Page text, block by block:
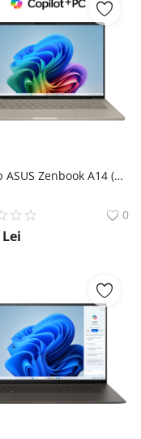
Laptop ASUS Zenbook A14 (UX3407); Copilot+ PC ASUS
0
Lei